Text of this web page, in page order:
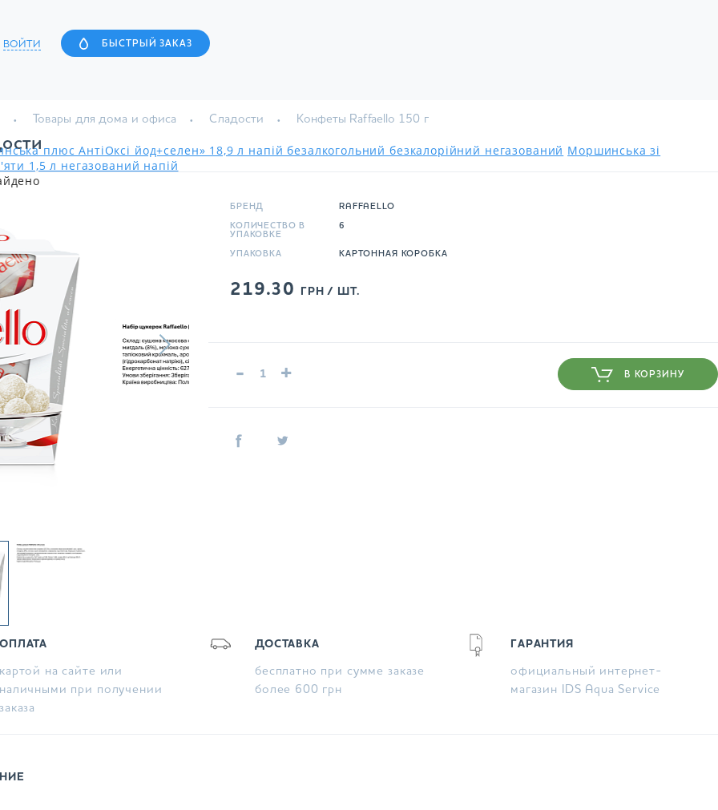
ВОЙТИ БЫСТРЫЙ ЗАКАЗ
плюс АнтіОксі йод+селен» 18,9 л напій безалкогольний безкалорійний негазований Моршинська зі
1,5 л негазований напій
Товары для дома и офиса Сладости Конфеты Raffaello 150 г
БРЕНД RAFFAELLO
КОЛИЧЕСТВО В
УПАКОВКЕ
6
УПАКОВКА КАРТОННАЯ КОРОБКА
219.30 ГРН / ШТ.
- + В КОРЗИНУ
ОПЛАТА
картой на сайте или
наличными при получении
заказа
ДОСТАВКА
бесплатно при сумме заказе
более 600 грн
ГАРАНТИЯ
официальный интернет-
магазин IDS Aqua Service